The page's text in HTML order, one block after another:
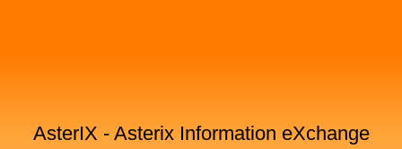
AsterIX - Asterix Information eXchange